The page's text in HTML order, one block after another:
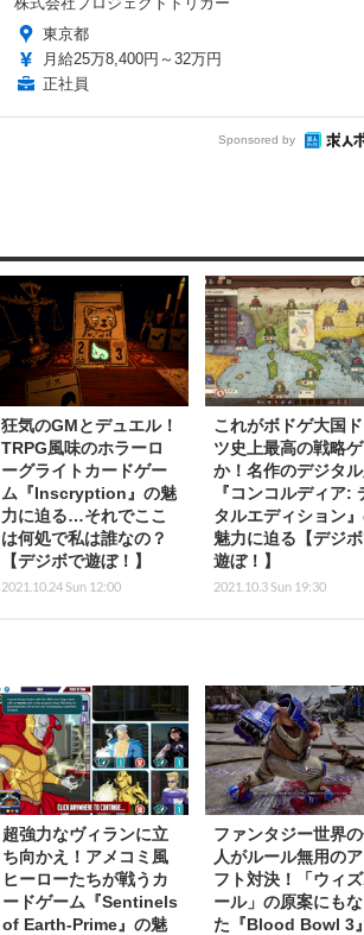
東京都
月給25万8,400円～32万円
正社員
Sponsored by
狂気のGMとデュエル！
TRPG風味のホラーロ
ーグライトカードゲー
ム『Inscryption』の魅
力に迫る…それでここ
は何処で私は誰なの？
【デジボで遊ぼ！】
2021.10.24 Sun 12:00
これがボドゲ大国ド
ツ史上最高の戦略
か！名作のデジタ
『コンコルディア:
タルエディション
魅力に迫る【デジ
遊ぼ！】
2021.10.3 Sun 19:30
超強力なヴィランに立
ち向かえ！アメコミ風
ヒーローたちが戦うカ
ードゲーム『Sentinels
of Earth-Prime』の魅
ファンタジー世界
人がルール無用の
フト対決！「ウィ
ール」の原案にも
た『Blood Bowl 3